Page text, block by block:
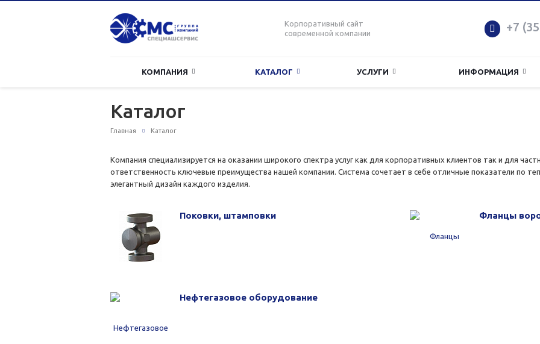
Корпоративный сайт
современной компании
+7
КОМПАНИЯ КАТАЛОГ УСЛУГИ ИНФОРМАЦИЯ
Каталог
Главная Каталог
Компания специализируется на оказании широкого спектра услуг как для корпоративных клиентов так и для
ответственность ключевые преимущества нашей компании. Система сочетает в себе отличные показатели по
элегантный дизайн каждого изделия.
Поковки, штамповки Фланцы
Нефтегазовое оборудование